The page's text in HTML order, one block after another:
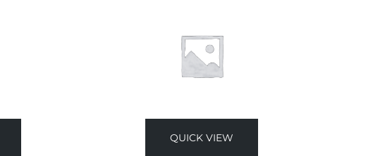
QUICK VIEW